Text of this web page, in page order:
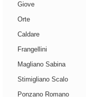
Giove
Orte
Caldare
Frangellini
Magliano Sabina
Stimigliano Scalo
Ponzano Romano